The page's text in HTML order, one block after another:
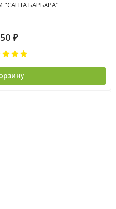
"САНТА БАРБАРА"
₽